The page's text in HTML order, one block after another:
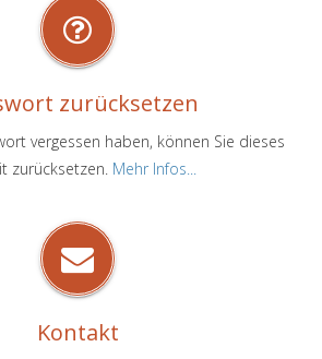
zurücksetzen
vergessen haben, können Sie dieses
zurücksetzen. Mehr Infos...
Kontakt